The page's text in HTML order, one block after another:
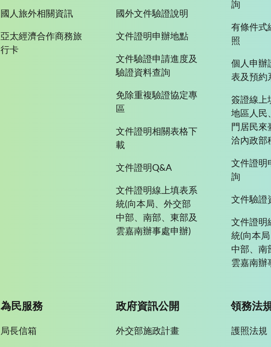
國人旅外相關資訊
亞太經濟合作商務旅
行卡
國外文件驗證說明
文件證明申辦地點
文件驗證申請進度及
驗證資料查詢
免除重複驗證協定專
區
文件證明相關表格下
載
文件證明Q&A
文件證明線上填表系
統(向本局、外交部
中部、南部、東部及
雲嘉南辦事處申辦)
詢
有條件式
照
個人申辦
表及預約
簽證線上
地區人民
門居民來
洽內政部
文件證明
詢
文件驗證
文件證明
統(向本
中部、南
雲嘉南辦
為民服務
局長信箱
政府資訊公開
外交部施政計畫
領務法
護照法規